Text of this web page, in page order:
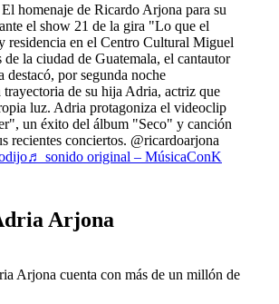
El homenaje de Ricardo Arjona para su
el show 21 de la gira "Lo que el
residencia en el Centro Cultural Miguel
la ciudad de Guatemala, el cantautor
destacó, por segunda noche
trayectoria de su hija Adria, actriz que
luz. Adria protagoniza el videoclip
un éxito del álbum "Seco" y canción
recientes conciertos. @ricardoarjona
♬ sonido original – MúsicaConK
Arjona
Arjona cuenta con más de un millón de